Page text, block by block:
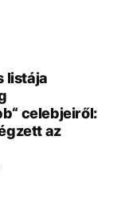
listája
celebjeiről:
az